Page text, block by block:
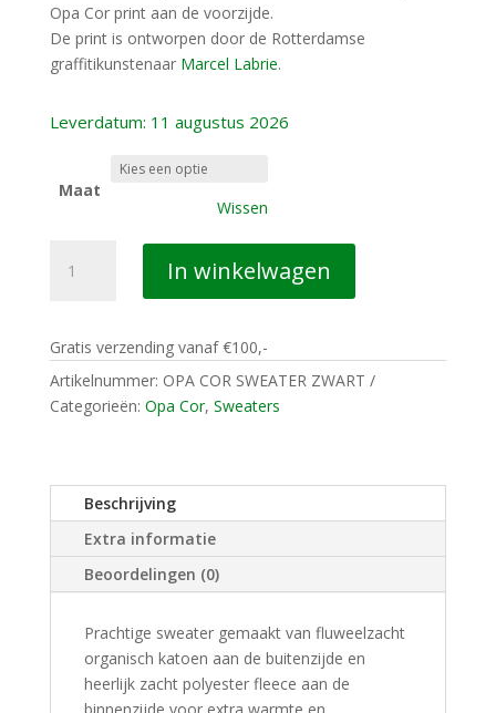
Opa Cor print aan de voorzijde.
De print is ontworpen door de Rotterdamse
graffitikunstenaar Marcel Labrie.
Leverdatum: 11 augustus 2026
Maat
Wissen
COR
aantal
In winkelwagen
Gratis verzending vanaf €100,-
Artikelnummer: OPA COR SWEATER ZWART
Categorieën: Opa Cor, Sweaters
Beschrijving
Extra informatie
Beoordelingen (0)
Prachtige sweater gemaakt van fluweelzacht
organisch katoen aan de buitenzijde en
heerlijk zacht polyester fleece aan de